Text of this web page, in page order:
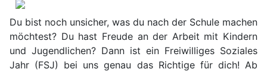
Du bist noch unsicher, was du nach der Schule machen
möchtest? Du hast Freude an der Arbeit mit Kindern
und Jugendlichen? Dann ist ein Freiwilliges Soziales
Jahr (FSJ) bei uns genau das Richtige für dich! Ab